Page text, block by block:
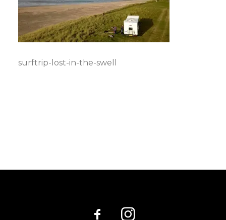
surftrip-lost-in-the-swell